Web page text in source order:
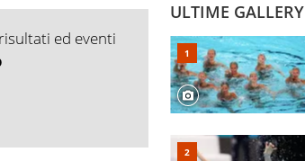
ed eventi
ULTIME GALLERY